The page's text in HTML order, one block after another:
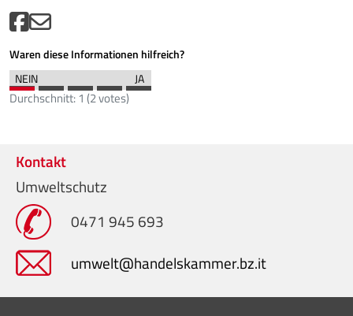
Waren diese Informationen hilfreich?
Durchschnitt:1 (2votes)
Kontakt
Umweltschutz
0471 945 693
umwelt@handelskammer.bz.it